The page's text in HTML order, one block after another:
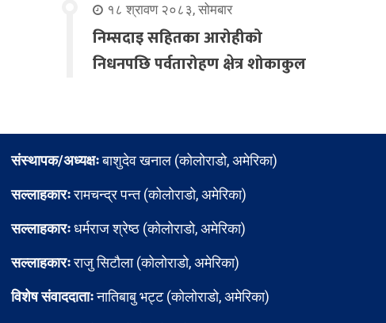
१८ श्रावण २०८३, सोमबार
निम्सदाइ सहितका आरोहीको
निधनपछि पर्वतारोहण क्षेत्र शोकाकुल
संस्थापक/अध्यक्षःबाशुदेव खनाल (कोलोराडो, अमेरिका)
सल्लाहकारःरामचन्द्र पन्त (कोलोराडो, अमेरिका)
सल्लाहकारःधर्मराज श्रेष्ठ (कोलोराडो, अमेरिका)
सल्लाहकारःराजु सिटौला (कोलोराडो, अमेरिका)
विशेष संवाददाताःनातिबाबु भट्ट (कोलोराडो, अमेरिका)